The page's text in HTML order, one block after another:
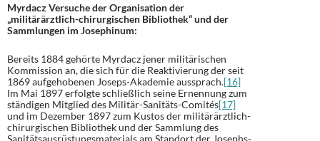
Myrdacz Versuche der Organisation der
„militärärztlich-chirurgischen Bibliothek“ und der
Sammlungen im Josephinum:
Bereits 1884 gehörte Myrdacz jener militärischen
Kommission an, die sich für die Reaktivierung der seit
1869 aufgehobenen Joseps-Akademie aussprach.[16]
Im Mai 1897 erfolgte schließlich seine Ernennung zum
ständigen Mitglied des Militär-Sanitäts-Comités[17]
und im Dezember 1897 zum Kustos der militärärztlich-
chirurgischen Bibliothek und der Sammlung des
Sanitätsausrüstungsmaterials am Standort der Josephs-